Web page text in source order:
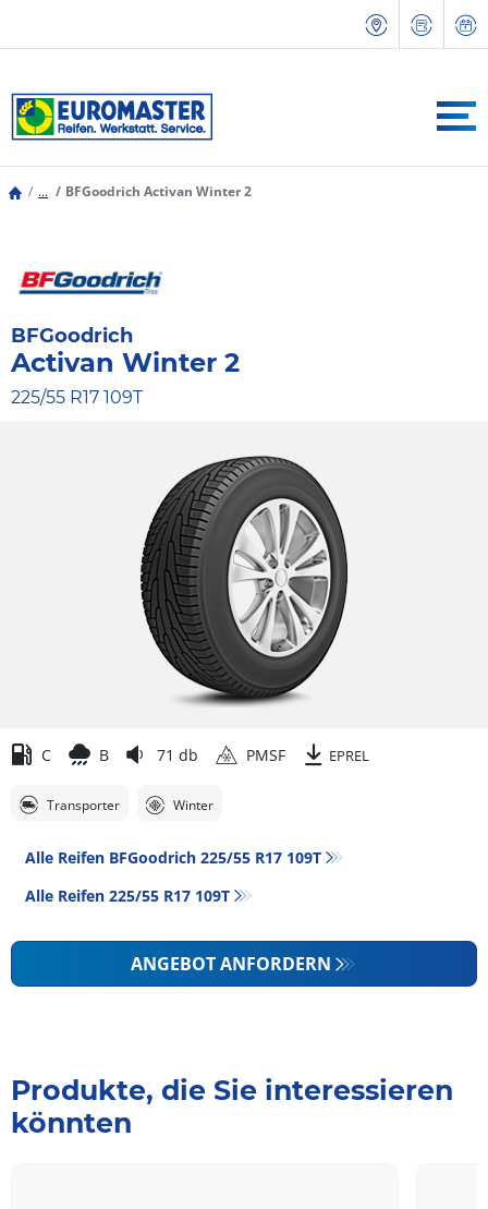
... BFGoodrich Activan Winter 2
BFGoodrich
Activan Winter 2
225/55 R17 109T
C B 71 db PMSF EPREL
Transporter Winter
Alle Reifen BFGoodrich 225/55 R17 109T
Alle Reifen‎ 225/55 R17 109T
ANGEBOT ANFORDERN
Produkte, die Sie interessieren
könnten